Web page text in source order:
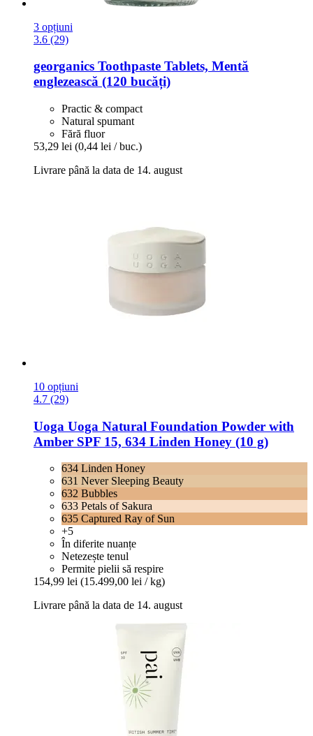
3 opțiuni
3.6 (29)
georganics Toothpaste Tablets, Mentă
englezească (120 bucăți)
Practic & compact
Natural spumant
Fără fluor
53,29 lei (0,44 lei / buc.)
Livrare până la data de 14. august
10 opțiuni
4.7 (29)
Uoga Uoga Natural Foundation Powder with
Amber SPF 15, 634 Linden Honey (10 g)
634 Linden Honey
631 Never Sleeping Beauty
632 Bubbles
633 Petals of Sakura
635 Captured Ray of Sun
+5
În diferite nuanțe
Netezește tenul
Permite pielii să respire
154,99 lei (15.499,00 lei / kg)
Livrare până la data de 14. august